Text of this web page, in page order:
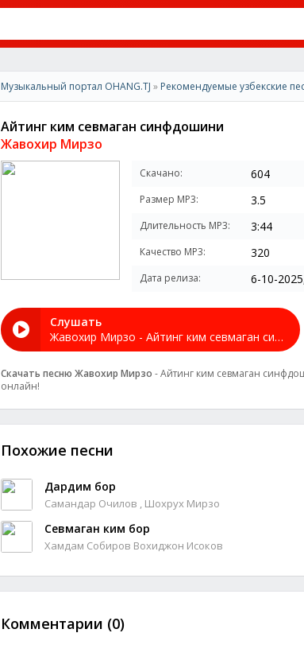
Музыкальный портал OHANG.TJ » Рекомендуемые узбекские
Айтинг ким севмаган синфдошини
Жавохир Мирзо
Скачано: 604
Размер MP3: 3.5
Длительность MP3: 3:44
Качество MP3: 320
Дата релиза: 6-10-
Слушать
Жавохир Мирзо - Айтинг ким севмаган синфдошини
Скачать песню Жавохир Мирзо - Айтинг ким севмаган
онлайн!
Похожие песни
Дардим бор
Самандар Очилов , Шохрух Мирзо
Севмаган ким бор
Хамдам Собиров Вохиджон Исоков
Комментарии (0)